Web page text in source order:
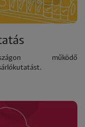
működő